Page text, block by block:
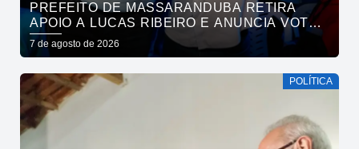
PREFEITO DE MASSARANDUBA RETIRA
APOIO A LUCAS RIBEIRO E ANUNCIA VOTO
EM CÍCERO PARA O GOVERNO
7 de agosto de 2026
POLÍTICA